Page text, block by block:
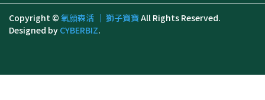
Copyright © 氧顔森活 ｜ 獅子寶寶 All Rights Reserved.
Designed by CYBERBIZ.